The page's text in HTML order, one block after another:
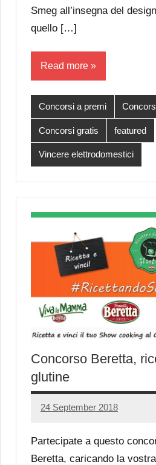
Smeg all’insegna del
quello […]
Read more
Concorsi a premi
Concorsi gratis featured
Vincere elettrodomestici
Concorso Beretta,
glutine
24 September 2018
Luca
No
Partecipate a questo
Beretta, caricando la